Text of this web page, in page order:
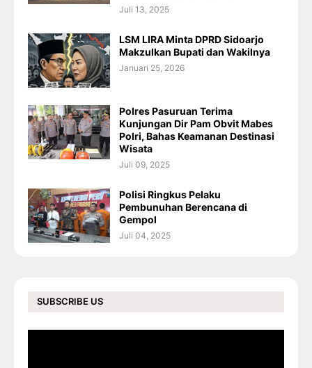
Juli 13, 2025
LSM LIRA Minta DPRD Sidoarjo
Makzulkan Bupati dan Wakilnya
Januari 25, 2026
Polres Pasuruan Terima
Kunjungan Dir Pam Obvit Mabes
Polri, Bahas Keamanan Destinasi
Wisata
Juli 09, 2025
Polisi Ringkus Pelaku
Pembunuhan Berencana di
Gempol
Juli 04, 2025
SUBSCRIBE US